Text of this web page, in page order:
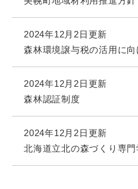
2024年12月2日更新
森林環境譲与税の活用に
2024年12月2日更新
森林認証制度
2024年12月2日更新
北海道立北の森づくり専